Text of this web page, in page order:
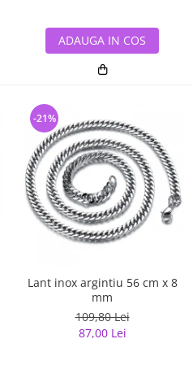
ADAUGA IN COS
Lant inox argintiu 56 cm x 8
mm
109,80 Lei
87,00 Lei
-21%